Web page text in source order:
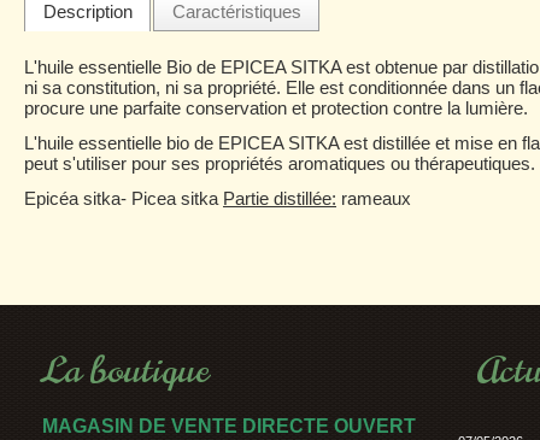
Description Caractéristiques
L'huile essentielle Bio de EPICEA SITKA est obtenue par
ni sa constitution, ni sa propriété. Elle est conditionnée dans un
procure une parfaite conservation et protection contre la lumière.
L'huile essentielle bio de EPICEA SITKA est distillée et mise en
peut s'utiliser pour ses propriétés aromatiques ou thérapeutiques.
Epicéa sitka- Picea sitka Partie distillée: rameaux
La boutique
MAGASIN DE VENTE DIRECTE OUVERT